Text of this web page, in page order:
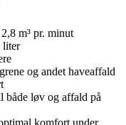
m³ pr. minut
liter
og andet haveaffald
både løv og affald på
komfort under